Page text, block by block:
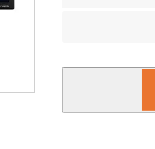
3カ月